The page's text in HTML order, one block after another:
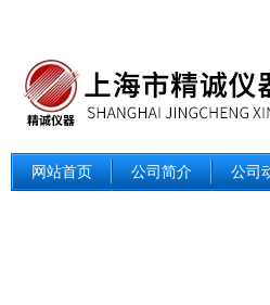
网站首页 公司简介 公司